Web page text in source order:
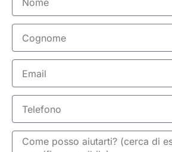
Cognome
Email
Telefono